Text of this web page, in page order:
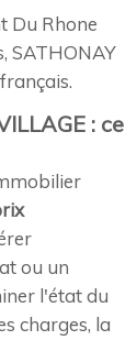
Du Rhone
SATHONAY
: ce
ou un
l'état du
charges, la